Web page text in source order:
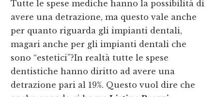
Tutte le spese mediche hanno la possibilità di
avere una detrazione, ma questo vale anche
per quanto riguarda gli impianti dentali,
magari anche per gli impianti dentali che
sono “estetici”?In realtà tutte le spese
dentistiche hanno diritto ad avere una
detrazione pari al 19%. Questo vuol dire che